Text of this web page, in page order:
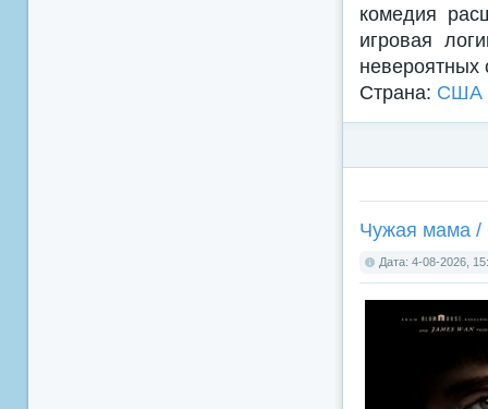
комедия
игровая
невероятных
Страна: США
Чужая мама /
Дата: 4-08-2026,